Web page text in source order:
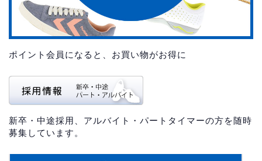
ポイント会員になると、お買い物がお得に
新卒・中途採用、アルバイト・パートタイマーの方を随時
募集しています。